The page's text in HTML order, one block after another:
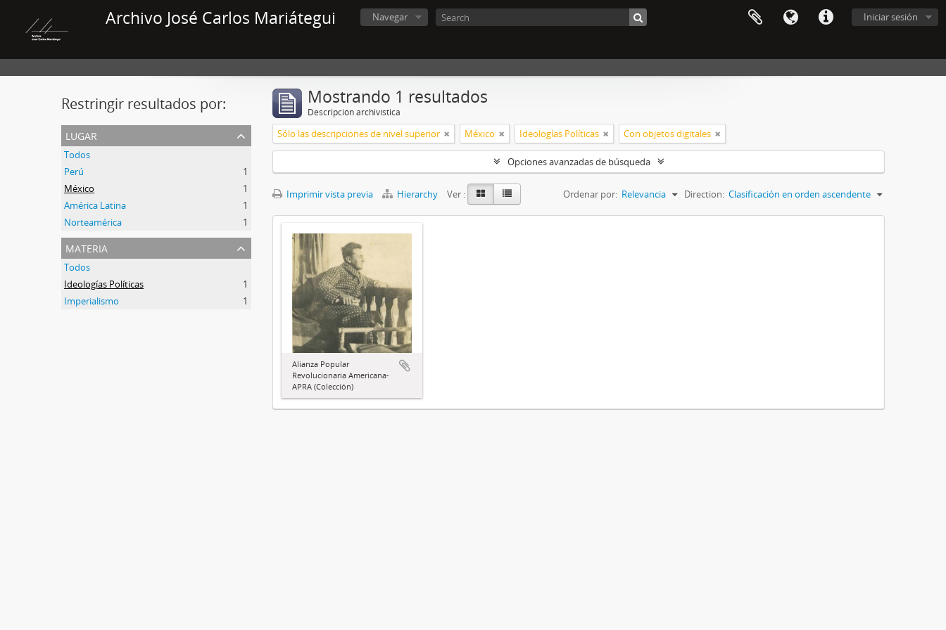
Archivo José Carlos Mariátegui Iniciar sesión
Navegar
Restringir resultados por:
lugar
Todos
Perú
1
México
1
América Latina
1
Norteamérica
1
materia
Todos
Ideologías Políticas
1
Imperialismo
1
Mostrando 1 resultados
Descripción archivística
Sólo las descripciones de nivel superior México Ideologías Políticas Con objetos digitales
Opciones avanzadas de búsqueda
Imprimir vista previa Hierarchy Ver : Ordenar por: Relevancia Direction: Clasificación en orden ascendente
Alianza Popular
Revolucionaria Americana-
APRA (Colección)